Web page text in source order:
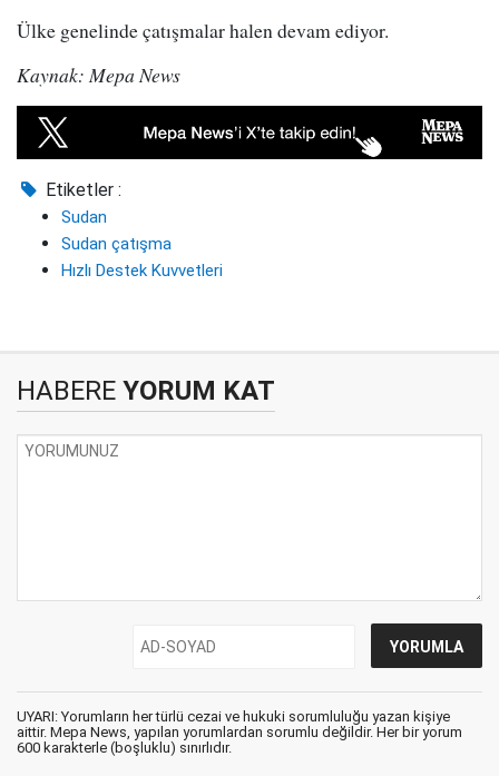
Ülke genelinde çatışmalar halen devam ediyor.
Kaynak: Mepa News
Etiketler :
Sudan
Sudan çatışma
Hızlı Destek Kuvvetleri
HABERE YORUM KAT
UYARI: Yorumların her türlü cezai ve hukuki sorumluluğu yazan kişiye
aittir. Mepa News, yapılan yorumlardan sorumlu değildir. Her bir yorum
600 karakterle (boşluklu) sınırlıdır.